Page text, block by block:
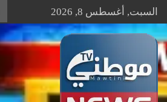
Skip
content
السبت, أغسطس 8, 2026